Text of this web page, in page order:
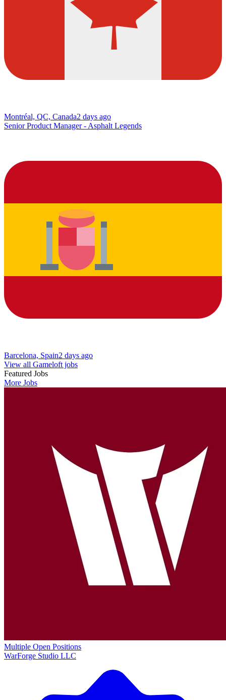
Montréal, QC, Canada2 days ago
Senior Product Manager - Asphalt Legends
Barcelona, Spain2 days ago
View all Gameloft jobs
Featured Jobs
More Jobs
Multiple Open Positions
WarForge Studio LLC